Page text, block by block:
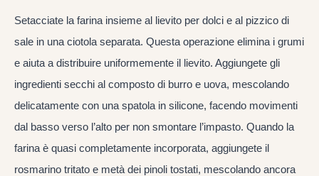
Setacciate la farina insieme al lievito per dolci e al pizzico di
sale in una ciotola separata. Questa operazione elimina i grumi
e aiuta a distribuire uniformemente il lievito. Aggiungete gli
ingredienti secchi al composto di burro e uova, mescolando
delicatamente con una spatola in silicone, facendo movimenti
dal basso verso l’alto per non smontare l’impasto. Quando la
farina è quasi completamente incorporata, aggiungete il
rosmarino tritato e metà dei pinoli tostati, mescolando ancora